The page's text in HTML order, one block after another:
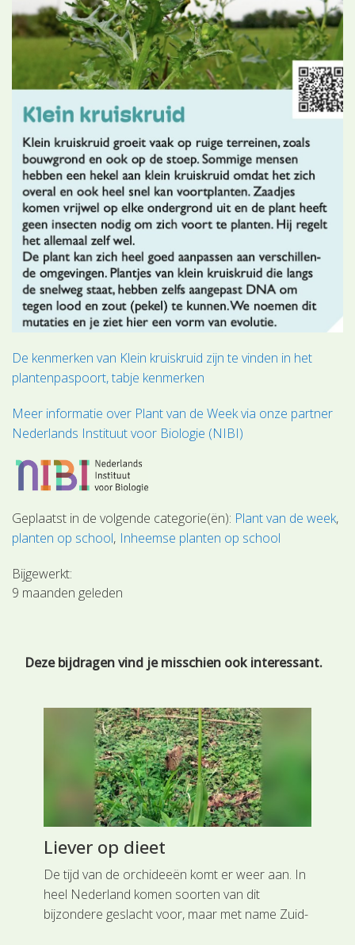
De kenmerken van Klein kruiskruid zijn te vinden in het
plantenpaspoort, tabje kenmerken
Meer informatie over Plant van de Week via onze partner
Nederlands Instituut voor Biologie (NIBI)
Geplaatst in de volgende categorie(ën): Plant van de week
planten op school Inheemse planten op school
Bijgewerkt:
9 maanden geleden
Deze bijdragen vind je misschien ook interessant.
Liever op dieet
De tijd van de orchideeën komt er weer aan. In
heel Nederland komen soorten van dit
bijzondere geslacht voor, maar met name Zuid-